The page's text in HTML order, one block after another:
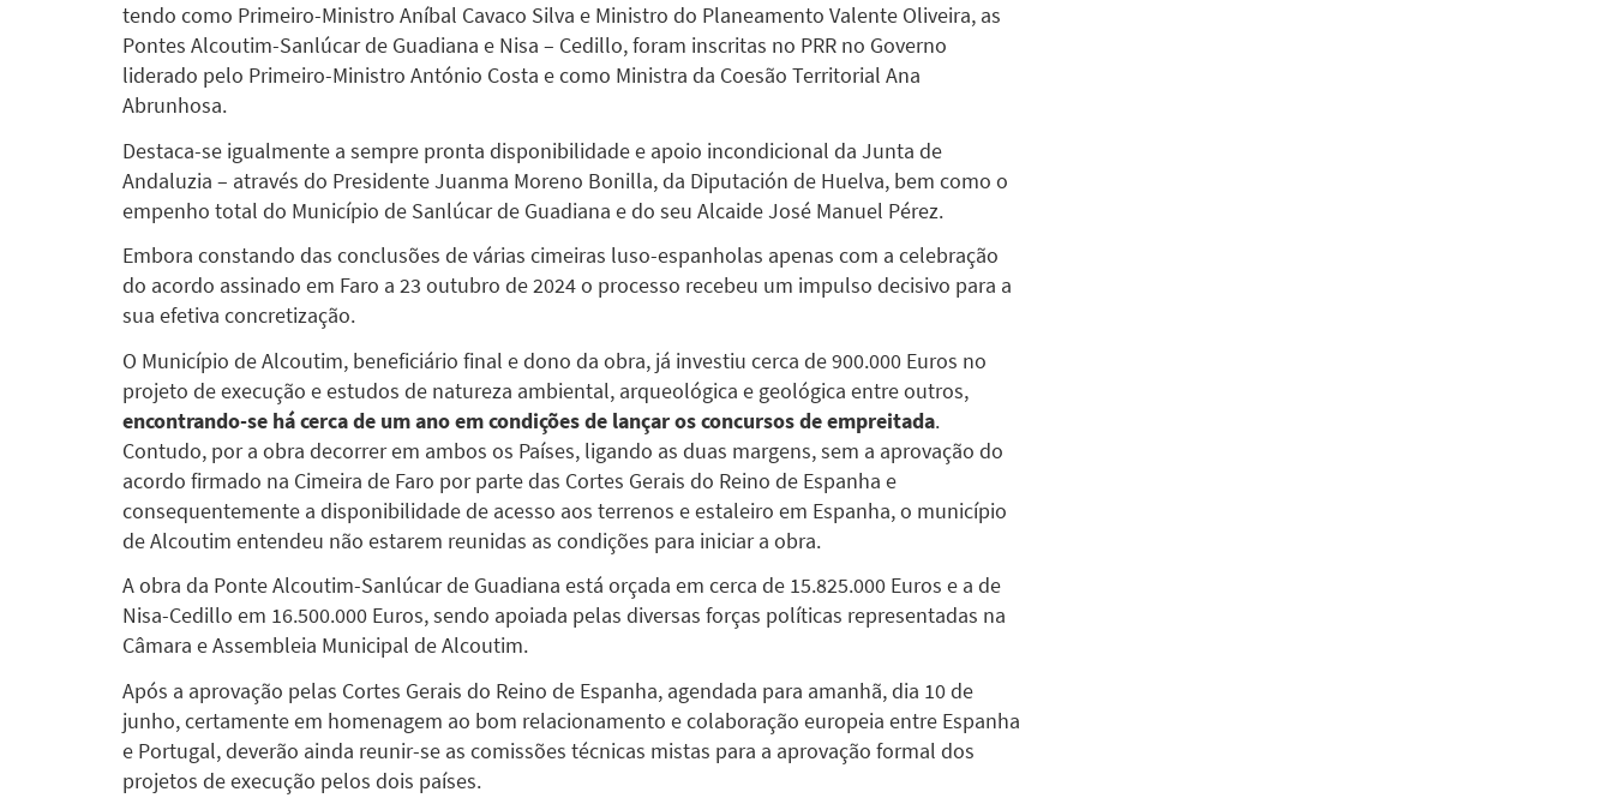
tendo como Primeiro-Ministro Aníbal Cavaco Silva e Ministro do Planeamento Valente Oliveira, as
Pontes Alcoutim-Sanlúcar de Guadiana e Nisa – Cedillo, foram inscritas no PRR no Governo
liderado pelo Primeiro-Ministro António Costa e como Ministra da Coesão Territorial Ana
Abrunhosa.
Destaca-se igualmente a sempre pronta disponibilidade e apoio incondicional da Junta de
Andaluzia – através do Presidente Juanma Moreno Bonilla, da Diputación de Huelva, bem como o
empenho total do Município de Sanlúcar de Guadiana e do seu Alcaide José Manuel Pérez.
Embora constando das conclusões de várias cimeiras luso-espanholas apenas com a celebração
do acordo assinado em Faro a 23 outubro de 2024 o processo recebeu um impulso decisivo para a
sua efetiva concretização.
O Município de Alcoutim, beneficiário final e dono da obra, já investiu cerca de 900.000 Euros no
projeto de execução e estudos de natureza ambiental, arqueológica e geológica entre outros,
encontrando-se há cerca de um ano em condições de lançar os concursos de empreitada.
Contudo, por a obra decorrer em ambos os Países, ligando as duas margens, sem a aprovação do
acordo firmado na Cimeira de Faro por parte das Cortes Gerais do Reino de Espanha e
consequentemente a disponibilidade de acesso aos terrenos e estaleiro em Espanha, o município
de Alcoutim entendeu não estarem reunidas as condições para iniciar a obra.
A obra da Ponte Alcoutim-Sanlúcar de Guadiana está orçada em cerca de 15.825.000 Euros e a de
Nisa-Cedillo em 16.500.000 Euros, sendo apoiada pelas diversas forças políticas representadas na
Câmara e Assembleia Municipal de Alcoutim.
Após a aprovação pelas Cortes Gerais do Reino de Espanha, agendada para amanhã, dia 10 de
junho, certamente em homenagem ao bom relacionamento e colaboração europeia entre Espanha
e Portugal, deverão ainda reunir-se as comissões técnicas mistas para a aprovação formal dos
projetos de execução pelos dois países.